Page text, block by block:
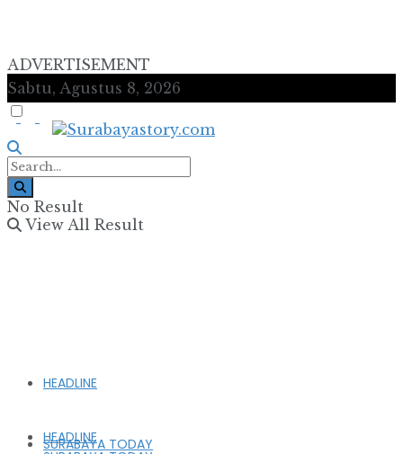
ADVERTISEMENT
Sabtu, Agustus 8, 2026
No Result
View All Result
HEADLINE
SURABAYA TODAY
HEADLINE